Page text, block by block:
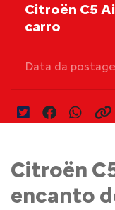
Citroën C5
carro
Data da
Citroën
encanto